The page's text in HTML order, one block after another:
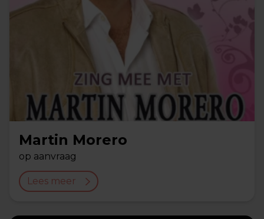
Martin Morero
op aanvraag
Lees meer